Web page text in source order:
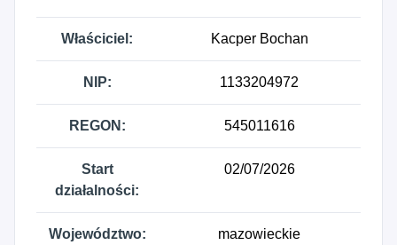
Właściciel: Kacper Bochan
NIP: 1133204972
REGON: 545011616
Start
działalności:
02/07/2026
Województwo: mazowieckie